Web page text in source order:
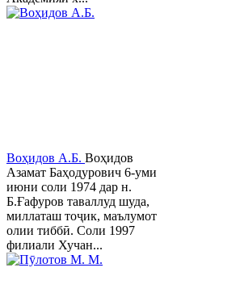
Воҳидов А.Б. Воҳидов
Азамат Баҳодурович 6-уми
июни соли 1974 дар н.
Б.Ғафуров таваллуд шуда,
миллаташ тоҷик, маълумот
олии тиббӣ. Соли 1997
филиали Хучан...